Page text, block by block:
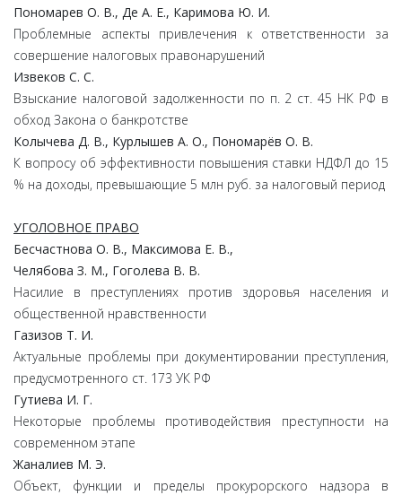
Пономарев О. В., Де А. Е., Каримова Ю. И.
Проблемные аспекты привлечения к ответственности за
совершение налоговых правонарушений
Извеков С. С.
Взыскание налоговой задолженности по п. 2 ст. 45 НК РФ в
обход Закона о банкротстве
Колычева Д. В., Курлышев А. О., Пономарёв О. В.
К вопросу об эффективности повышения ставки НДФЛ до 15
% на доходы, превышающие 5 млн руб. за налоговый период
УГОЛОВНОЕ ПРАВО
Бесчастнова О. В., Максимова Е. В.,
Челябова З. М., Гоголева В. В.
Насилие в преступлениях против здоровья населения и
общественной нравственности
Газизов Т. И.
Актуальные проблемы при документировании преступления,
предусмотренного ст. 173 УК РФ
Гутиева И. Г.
Некоторые проблемы противодействия преступности на
современном этапе
Жаналиев М. Э.
Объект, функции и пределы прокурорского надзора в